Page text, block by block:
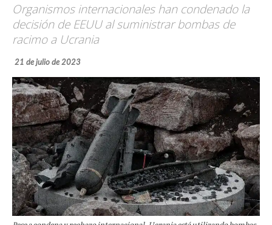
Organismos internacionales han condenado la
decisión de EEUU al suministrar bombas de
racimo a Ucrania
21 de julio de 2023